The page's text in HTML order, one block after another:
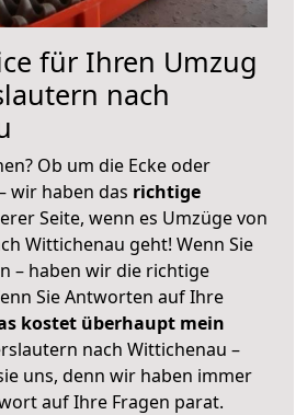
für Ihren Umzug
nach
Ob um die Ecke oder
wir haben das richtige
Seite, wenn es Umzüge von
Wittichenau geht! Wenn Sie
– haben wir die richtige
Sie Antworten auf Ihre
kostet überhaupt mein
nach Wittichenau –
uns, denn wir haben immer
auf Ihre Fragen parat.